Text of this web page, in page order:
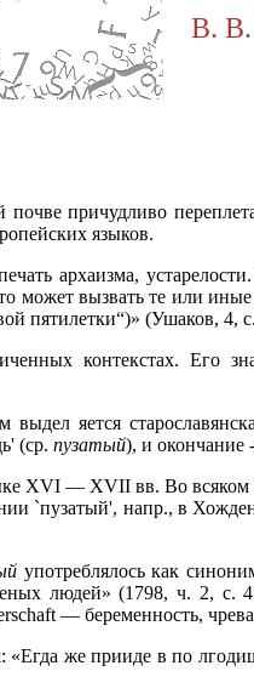
В. В.
причудливо
языков.
архаизма,
может вызвать те или
пятилетки“)» (Ушаков, 4,
контекстах. Его
выдел яется
(ср. пузатый), и окончание
XVI — XVII вв. Во всяком
`пузатый', напр., в
употреблялось как
людей» (1798, ч. 2, с.
— беременность,
«Егда же прииде в по